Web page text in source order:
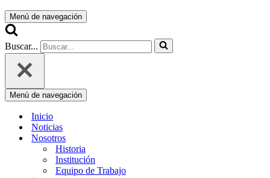
Menú de navegación
Buscar...
Menú de navegación
Inicio
Noticias
Nosotros
Historia
Institución
Equipo de Trabajo